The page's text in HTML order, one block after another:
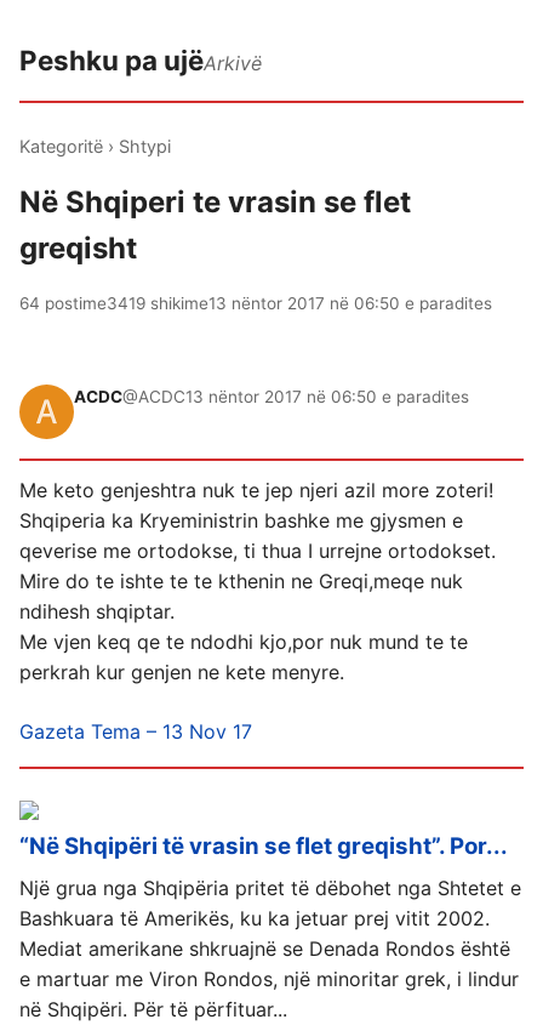
Peshku pa ujëArkivë
Kategoritë › Shtypi
Në Shqiperi te vrasin se flet
greqisht
64 postime3419 shikime13 nëntor 2017 në 06:50 e paradites
ACDC@ACDC13 nëntor 2017 në 06:50 e paradites
Me keto genjeshtra nuk te jep njeri azil more zoteri!
Shqiperia ka Kryeministrin bashke me gjysmen e
qeverise me ortodokse, ti thua I urrejne ortodokset.
Mire do te ishte te te kthenin ne Greqi,meqe nuk
ndihesh shqiptar.
Me vjen keq qe te ndodhi kjo,por nuk mund te te
perkrah kur genjen ne kete menyre.
Gazeta Tema – 13 Nov 17
“Në Shqipëri të vrasin se flet greqisht”. Por...
Një grua nga Shqipëria pritet të dëbohet nga Shtetet e
Bashkuara të Amerikës, ku ka jetuar prej vitit 2002.
Mediat amerikane shkruajnë se Denada Rondos është
e martuar me Viron Rondos, një minoritar grek, i lindur
në Shqipëri. Për të përfituar...